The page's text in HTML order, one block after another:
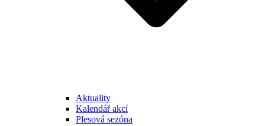
Aktuality
Kalendář akcí
Plesová sezóna